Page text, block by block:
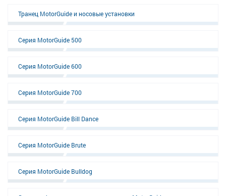
Транец MotorGuide и носовые установки
Серия MotorGuide 500
Серия MotorGuide 600
Серия MotorGuide 700
Серия MotorGuide Bill Dance
Серия MotorGuide Brute
Серия MotorGuide Bulldog